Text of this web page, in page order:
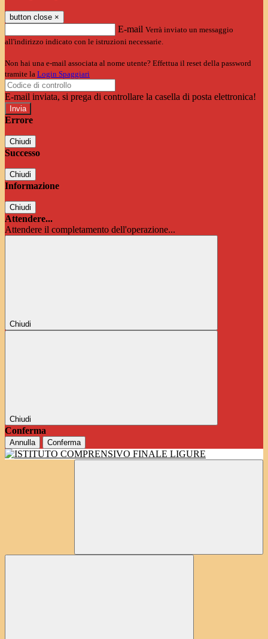
button close ×
E-mail Verrà inviato un messaggio
all'indirizzo indicato con le istruzioni necessarie.
Non hai una e-mail associata al nome utente? Effettua il reset della password
tramite la Login Spaggiari
E-mail inviata, si prega di controllare la casella di posta elettronica!
Errore
Chiudi
Successo
Chiudi
Informazione
Chiudi
Attendere...
Attendere il completamento dell'operazione...
Chiudi
Chiudi
Conferma
Annulla Conferma